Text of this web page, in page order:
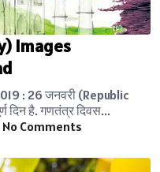
Images
: 26 जनवरी (Republic
दिन है. गणतंत्र दिवस...
No Comments